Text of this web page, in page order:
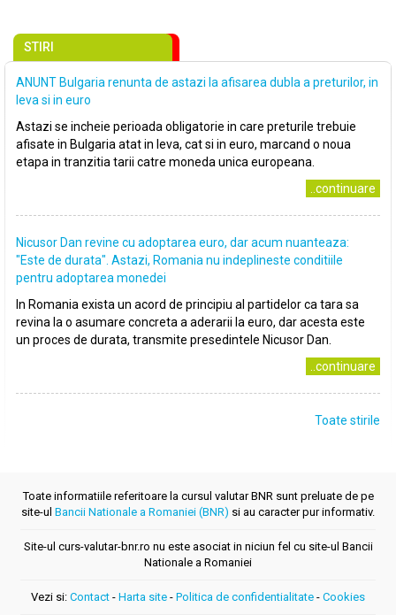
STIRI
ANUNT Bulgaria renunta de astazi la afisarea dubla a preturilor, in
leva si in euro
Astazi se incheie perioada obligatorie in care preturile trebuie
afisate in Bulgaria atat in leva, cat si in euro, marcand o noua
etapa in tranzitia tarii catre moneda unica europeana.
..continuare
Nicusor Dan revine cu adoptarea euro, dar acum nuanteaza:
"Este de durata". Astazi, Romania nu indeplineste conditiile
pentru adoptarea monedei
In Romania exista un acord de principiu al partidelor ca tara sa
revina la o asumare concreta a aderarii la euro, dar acesta este
un proces de durata, transmite presedintele Nicusor Dan.
..continuare
Toate stirile
Toate informatiile referitoare la cursul valutar BNR sunt preluate de pe
site-ul Bancii Nationale a Romaniei (BNR) si au caracter pur informativ.
Site-ul curs-valutar-bnr.ro nu este asociat in niciun fel cu site-ul Bancii
Nationale a Romaniei
Vezi si: Contact - Harta site - Politica de confidentialitate - Cookies